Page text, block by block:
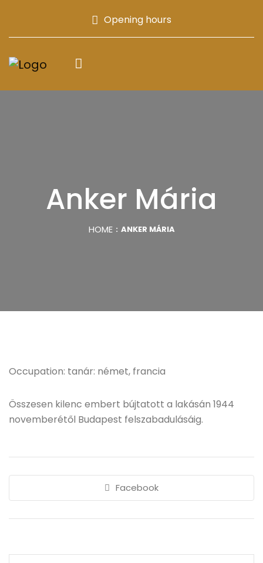
Opening hours
Anker Mária
HOME ANKER MÁRIA
Occupation: tanár: német, francia
Összesen kilenc embert bújtatott a lakásán 1944
novemberétől Budapest felszabadulásáig.
Facebook